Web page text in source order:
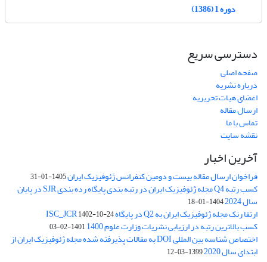
دوره 1 (1386)
دسترسی سریع
صفحه اصلی
درباره نشریه
اعضای هیات تحریریه
ارسال مقاله
تماس با ما
نقشه سایت
آخرین اخبار
فراخوان ارسال مقاله بیست و دومین کنفرانس ژئوفیزیک ایران1405-01-31
کسب رتبه Q4 مجله ژئوفیزیک ایران در رتبه بندی پایگاه رده بندی SJR در پایان
سال 2024 1404-01-18
ارتقا رنک مجله ژئوفیزیک ایران به Q2 در پایگاه ISC_JCR 1402-10-24
کسب بالاترین رتبه در ارزیابی نشریات وزارت علوم 1400 1401-02-03
اختصاص شناسه بین المللی DOI به مقالات پذیرفته شده مجله ژئوفیزیک ایران از
ابتدای سال 2020 1399-03-12